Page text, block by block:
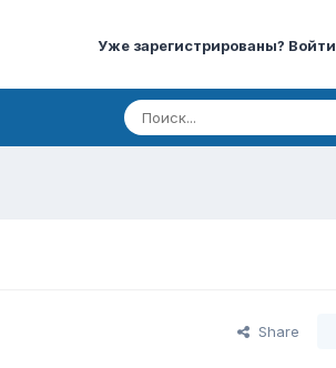
Уже зарегистрированы? Войти
Share